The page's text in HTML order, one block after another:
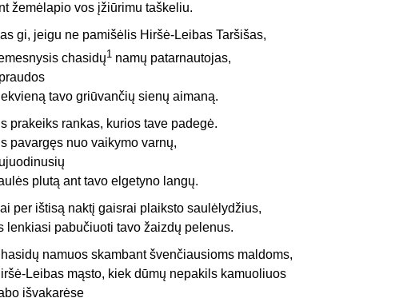
žemėlapio vos įžiūrimu taškeliu.
gi, jeigu ne pamišėlis Hiršė-Leibas Taršišas,
chasidų1 namų patarnautojas,
tavo griūvančių sienų aimaną.
prakeiks rankas, kurios tave padegė.
pavargęs nuo vaikymo varnų,
plutą ant tavo elgetyno langų.
per ištisą naktį gaisrai plaiksto saulėlydžius,
lenkiasi pabučiuoti tavo žaizdų pelenus.
namuos skambant švenčiausioms maldoms,
Leibas mąsto, kiek dūmų nepakils kamuoliuos
išvakarėse